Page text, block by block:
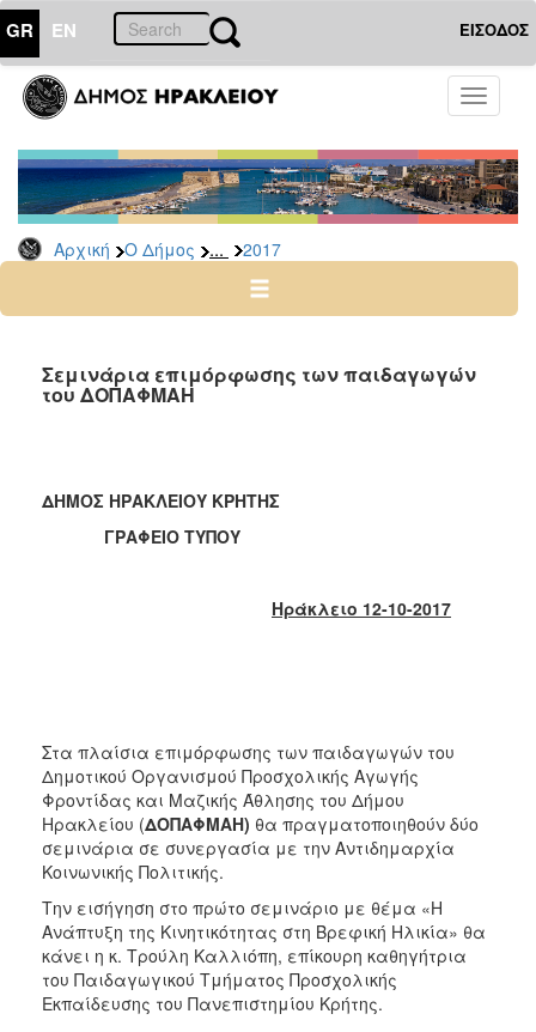
GR EN ΕΙΣΟΔΟΣ
Toggle
Αρχική Ο Δήμος ... 2017
ΔΗΜΟΣ
Δελτία
Τύπου
Αρχείο
2026
2024
2022
2019
2018
2011
2010
2006
ΤΟΠΟΣ
Σεμινάρια επιμόρφωσης των παιδαγωγών
του ΔΟΠΑΦΜΑΗ
ΔΗΜΟΣ ΗΡΑΚΛΕΙΟΥ ΚΡΗΤΗΣ
ΓΡΑΦΕΙΟ ΤΥΠΟΥ
Ηράκλειο 12-10-2017
Στα πλαίσια επιμόρφωσης των παιδαγωγών του
Δημοτικού Οργανισμού Προσχολικής Αγωγής
Φροντίδας και Μαζικής Άθλησης του Δήμου
Ηρακλείου (ΔΟΠΑΦΜΑΗ) θα πραγματοποιηθούν δύο
σεμινάρια σε συνεργασία με την Αντιδημαρχία
Κοινωνικής Πολιτικής.
Την εισήγηση στο πρώτο σεμινάριο με θέμα «Η
Ανάπτυξη της Κινητικότητας στη Βρεφική Ηλικία» θα
κάνει η κ. Τρούλη Καλλιόπη, επίκουρη καθηγήτρια
του Παιδαγωγικού Τμήματος Προσχολικής
Εκπαίδευσης του Πανεπιστημίου Κρήτης.